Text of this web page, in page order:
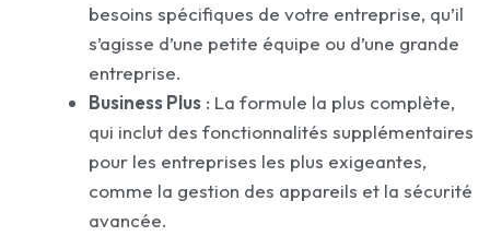
besoins spécifiques de votre entreprise, qu’il
s’agisse d’une petite équipe ou d’une grande
entreprise.
Business Plus : La formule la plus complète,
qui inclut des fonctionnalités supplémentaires
pour les entreprises les plus exigeantes,
comme la gestion des appareils et la sécurité
avancée.